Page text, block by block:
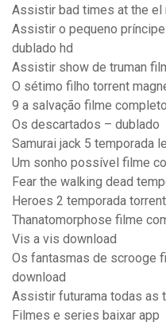
Assistir bad times at the el
Assistir o pequeno
dublado hd
Assistir show de truman
O sétimo filho torrent
9 a salvação filme
Os descartados – dublado
Samurai jack 5 temporada
Um sonho possível filme
Fear the walking dead
Heroes 2 temporada torrent
Thanatomorphose filme
Vis a vis download
Os fantasmas de scrooge
download
Assistir futurama todas as
Filmes e series baixar app